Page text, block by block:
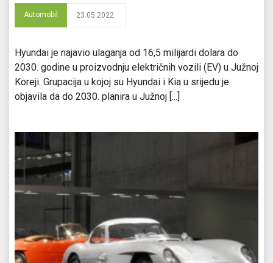
Automobil 23.05.2022.
Hyundai je najavio ulaganja od 16,5 milijardi dolara do
2030. godine u proizvodnju električnih vozili (EV) u Južnoj
Koreji. Grupacija u kojoj su Hyundai i Kia u srijedu je
objavila da do 2030. planira u Južnoj [...]